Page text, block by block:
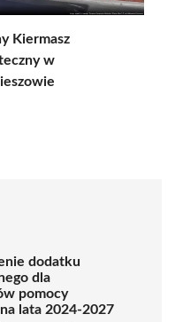
Kiermasz
w
dodatku
dla
pomocy
lata 2024-2027